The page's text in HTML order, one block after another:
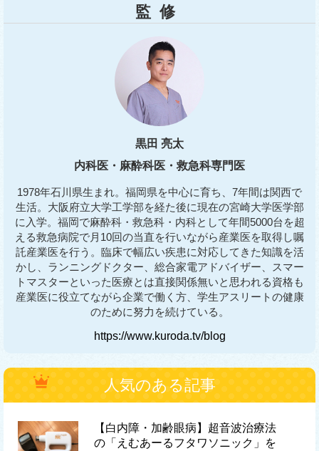
監修
黒田 亮太
内科医・麻酔科医・救急科専門医
1978年石川県生まれ。福岡県を中心に育ち、7年間は関西で
生活。大阪府立大学工学部を経た後に現在の宮崎大学医学部
に入学。福岡で麻酔科・救急科・内科として年間5000台を超
える救急病院で月10回の当直を行いながら産業医を取得し嘱
託産業医を行う。臨床で幅広い疾患に対応してきた知識を活
かし、ランニングドクター、総合家電アドバイザー、スマー
トマスターといった医療とは直接関係無いと思われる資格も
産業医に役立てながら企業で働く方、学生アスリートの健康
のために努力を続けている。
https://www.kuroda.tv/blog
人気のある記事
【白内障・加齢眼病】超音波治療法
の「えむあーるフタワソニック」を